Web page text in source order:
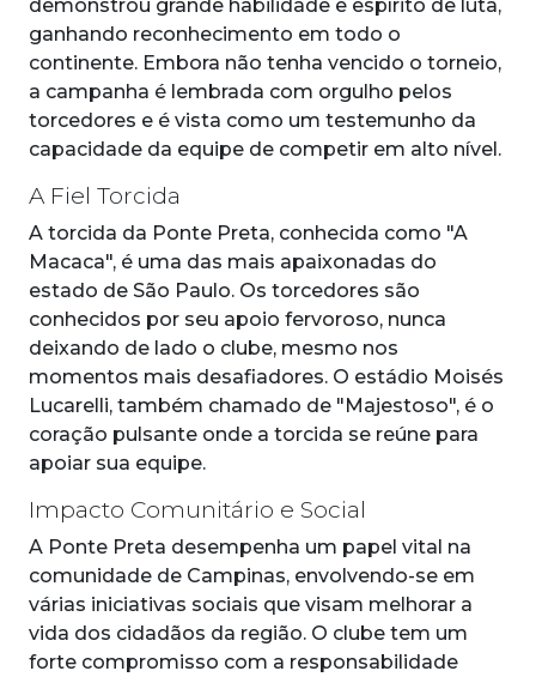
demonstrou grande habilidade e espírito de luta,
ganhando reconhecimento em todo o
continente. Embora não tenha vencido o torneio,
a campanha é lembrada com orgulho pelos
torcedores e é vista como um testemunho da
capacidade da equipe de competir em alto nível.
A Fiel Torcida
A torcida da Ponte Preta, conhecida como "A
Macaca", é uma das mais apaixonadas do
estado de São Paulo. Os torcedores são
conhecidos por seu apoio fervoroso, nunca
deixando de lado o clube, mesmo nos
momentos mais desafiadores. O estádio Moisés
Lucarelli, também chamado de "Majestoso", é o
coração pulsante onde a torcida se reúne para
apoiar sua equipe.
Impacto Comunitário e Social
A Ponte Preta desempenha um papel vital na
comunidade de Campinas, envolvendo-se em
várias iniciativas sociais que visam melhorar a
vida dos cidadãos da região. O clube tem um
forte compromisso com a responsabilidade